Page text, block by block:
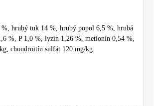
hrubý tuk 14 %, hrubý popol 6,5 %, hrubá
%, P 1,0 %, lyzín 1,26 %, metionín 0,54 %,
chondroitín sulfát 120 mg/kg.